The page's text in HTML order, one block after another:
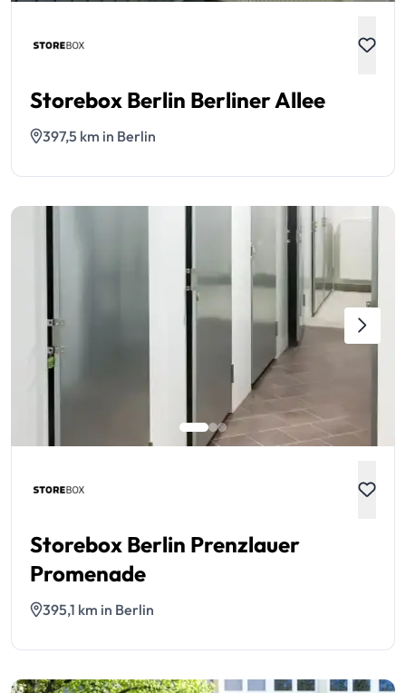
Storebox Berlin Berliner Allee
397,5 km in Berlin
Storebox Berlin Prenzlauer
Promenade
395,1 km in Berlin